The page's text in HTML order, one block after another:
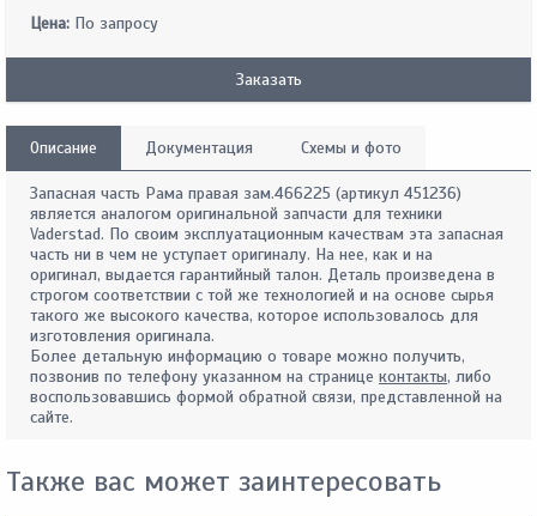
Цена: По запросу
Заказать
Описание Документация Схемы и фото
Запасная часть Рама правая зам.466225 (артикул 451236)
является аналогом оригинальной запчасти для техники
Vaderstad. По своим эксплуатационным качествам эта запасная
часть ни в чем не уступает оригиналу. На нее, как и на
оригинал, выдается гарантийный талон. Деталь произведена в
строгом соответствии с той же технологией и на основе сырья
такого же высокого качества, которое использовалось для
изготовления оригинала.
Более детальную информацию о товаре можно получить,
позвонив по телефону указанном на странице контакты, либо
воспользовавшись формой обратной связи, представленной на
сайте.
Также вас может заинтересовать